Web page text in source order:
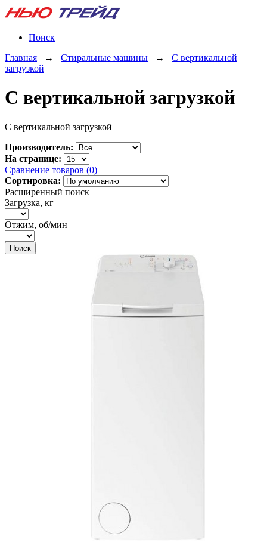
Поиск
Главная → Стиральные машины → С вертикальной
загрузкой
С вертикальной загрузкой
С вертикальной загрузкой
Производитель:
На странице:
Сравнение товаров (0)
Сортировка:
Расширенный поиск
Загрузка, кг
Отжим, об/мин